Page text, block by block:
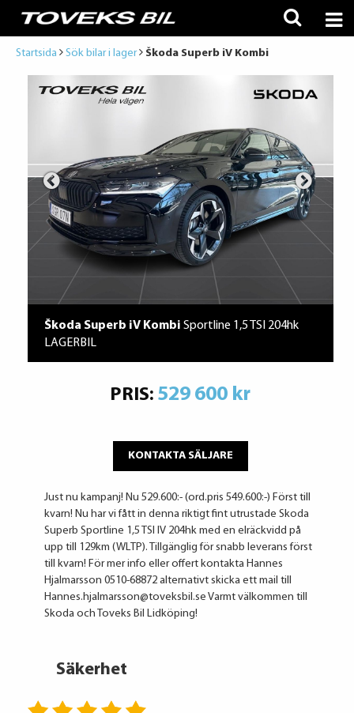
Startsida Sök bilar i lager Škoda Superb iV Kombi
Škoda Superb iV KombiSportline 1,5 TSI 204hk
LAGERBIL
PRIS: 529 600 kr
KONTAKTA SÄLJARE
Just nu kampanj! Nu 529.600:- (ord.pris 549.600:-) Först till
kvarn! Nu har vi fått in denna riktigt fint utrustade Skoda
Superb Sportline 1,5 TSI IV 204hk med en elräckvidd på
upp till 129km (WLTP). Tillgänglig för snabb leverans först
till kvarn! För mer info eller offert kontakta Hannes
Hjalmarsson 0510-68872 alternativt skicka ett mail till
Hannes.hjalmarsson@toveksbil.se Varmt välkommen till
Skoda och Toveks Bil Lidköping!
Säkerhet